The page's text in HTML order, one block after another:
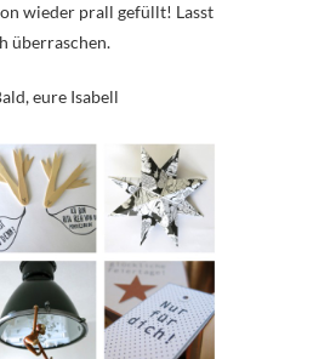
wieder prall gefüllt! Lasst
überraschen.
eure Isabell